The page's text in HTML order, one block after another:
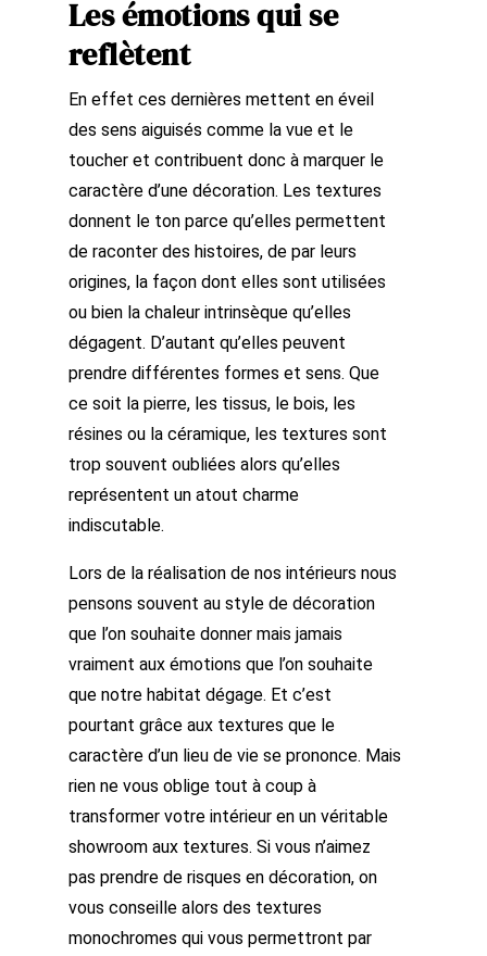
Les émotions qui se
reflètent
En effet ces dernières mettent en éveil
des sens aiguisés comme la vue et le
toucher et contribuent donc à marquer le
caractère d’une décoration. Les textures
donnent le ton parce qu’elles permettent
de raconter des histoires, de par leurs
origines, la façon dont elles sont utilisées
ou bien la chaleur intrinsèque qu’elles
dégagent. D’autant qu’elles peuvent
prendre différentes formes et sens. Que
ce soit la pierre, les tissus, le bois, les
résines ou la céramique, les textures sont
trop souvent oubliées alors qu’elles
représentent un atout charme
indiscutable.
Lors de la réalisation de nos intérieurs nous
pensons souvent au style de décoration
que l’on souhaite donner mais jamais
vraiment aux émotions que l’on souhaite
que notre habitat dégage. Et c’est
pourtant grâce aux textures que le
caractère d’un lieu de vie se prononce. Mais
rien ne vous oblige tout à coup à
transformer votre intérieur en un véritable
showroom aux textures. Si vous n’aimez
pas prendre de risques en décoration, on
vous conseille alors des textures
monochromes qui vous permettront par